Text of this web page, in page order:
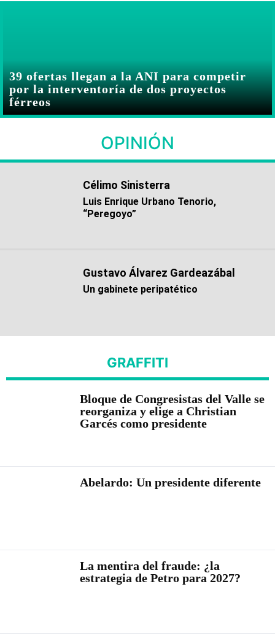
39 ofertas llegan a la ANI para competir
por la interventoría de dos proyectos
férreos
OPINIÓN
Célimo Sinisterra
Luis Enrique Urbano Tenorio,
“Peregoyo”
Gustavo Álvarez Gardeazábal
Un gabinete peripatético
GRAFFITI
Bloque de Congresistas del Valle se
reorganiza y elige a Christian
Garcés como presidente
Abelardo: Un presidente diferente
La mentira del fraude: ¿la
estrategia de Petro para 2027?